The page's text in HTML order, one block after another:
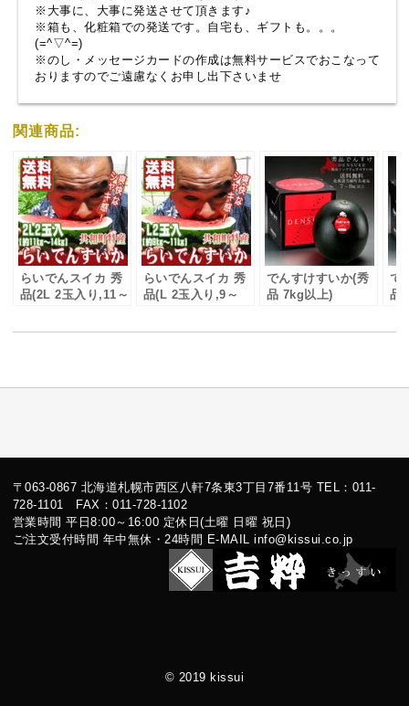
※大事に、大事に発送させて頂きます♪
※箱も、化粧箱での発送です。自宅も、ギフトも。。。
(=^▽^=)
※のし・メッセージカードの作成は無料サービスでおこなって
おりますのでご遠慮なくお申し出下さいませ
関連商品:
らいでんスイカ 秀
品(2L 2玉入り,11～
らいでんスイカ 秀
品(L 2玉入り,9～
でんすけすいか(秀
品 7kg以上)
で
品
〒063-0867 北海道札幌市西区八軒7条東3丁目7番11号 TEL：011-
728-1101 FAX：011-728-1102
営業時間 平日8:00～16:00 定休日(土曜 日曜 祝日)
ご注文受付時間 年中無休・24時間 E-MAIL info@kissui.co.jp
© 2019 kissui